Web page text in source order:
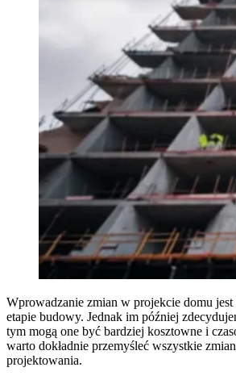
Wprowadzanie zmian w projekcie domu
etapie budowy. Jednak im później
tym mogą one być bardziej kosztowne i
warto dokładnie przemyśleć wszystkie
projektowania.